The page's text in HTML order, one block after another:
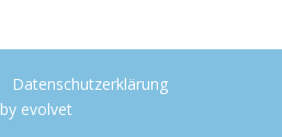
Datenschutzerklärung
by evolvet